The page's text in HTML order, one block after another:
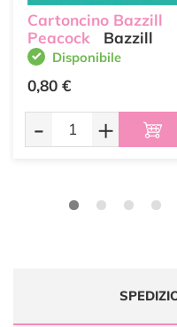
Cartoncino Bazzill
Peacock
Bazzill
Disponibile
0,80 €
- +